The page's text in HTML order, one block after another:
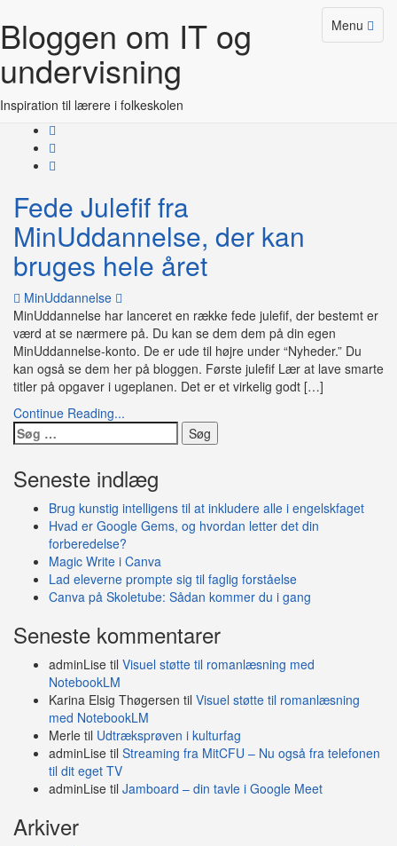
Skip
to
Toggle
navigation
Menu
Bloggen om IT og
undervisning
Inspiration til lærere i folkeskolen
Tag:Lav smarte titler på opgaver
i ugeplanen
Fede Julefif fra
MinUddannelse, der kan
bruges hele året
MinUddannelse
Fede
Julefif
fra
MinUddannelse,
der
bruges
hele
MinUddannelse har lanceret en række fede julefif, der bestemt er
værd at se nærmere på. Du kan se dem dem på din egen
MinUddannelse-konto. De er ude til højre under “Nyheder.” Du
kan også se dem her på bloggen. Første julefif Lær at lave smarte
titler på opgaver i ugeplanen. Det er et virkelig godt […]
Continue Reading...
Søg
efter:
Seneste indlæg
Brug kunstig intelligens til at inkludere alle i engelskfaget
Hvad er Google Gems, og hvordan letter det din
forberedelse?
Magic Write i Canva
Lad eleverne prompte sig til faglig forståelse
Canva på Skoletube: Sådan kommer du i gang
Seneste kommentarer
adminLise til Visuel støtte til romanlæsning med
NotebookLM
Karina Elsig Thøgersen til Visuel støtte til romanlæsning
med NotebookLM
Merle til Udtræksprøven i kulturfag
adminLise til Streaming fra MitCFU – Nu også fra telefonen
til dit eget TV
adminLise til Jamboard – din tavle i Google Meet
Arkiver